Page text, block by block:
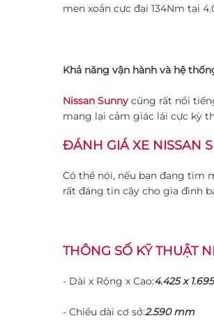
men xoắn cực đại 134Nm tại
Khả năng vận hành và hệ
Nissan Sunnycũng rất nổi
mang lại cảm giác lái cực kỳ
ĐÁNH GIÁ XE NISSAN
Có thể nói, nếu bạn đang tìm
rất đáng tin cậy cho gia đình
THÔNG SỐ KỸ THUẬT
- Dài x Rộng x Cao:4.425 x
- Chiều dài cơ sở:2.590 mm